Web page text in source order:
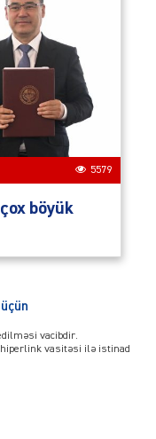
5579
böyük
vacibdir.
vasitəsi ilə istinad